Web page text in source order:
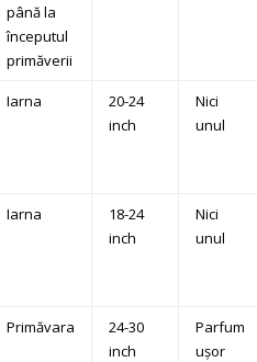
până la
începutul
primăverii
Iarna
20-24
inch
Nici
unul
Iarna
18-24
inch
Nici
unul
Primăvara
24-30
inch
Parfum
ușor